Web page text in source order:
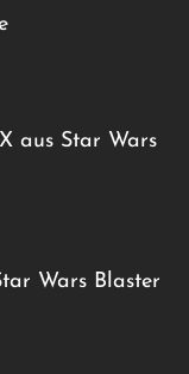
aus Star Wars
Wars Blaster